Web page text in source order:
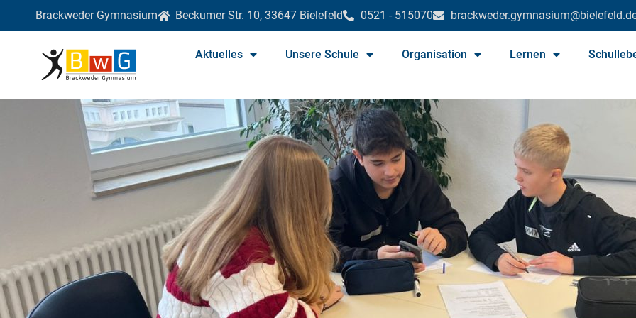
Brackweder Gymnasium Beckumer Str. 10, 33647 Bielefeld 0521 - 515070
Aktuelles Unsere Schule Organisation Lernen